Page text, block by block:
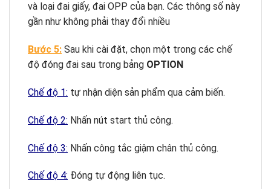
và loại đai giấy, đai OPP của bạn. Các thông số này
gần như không phải thay đổi nhiều
Bước 5: Sau khi cài đặt, chọn một trong các chế
độ đóng đai sau trong bảng OPTION
Chế độ 1: tự nhận diện sản phẩm qua cảm biến.
Chế độ 2: Nhấn nút start thủ công.
Chế độ 3: Nhấn công tắc giậm chân thủ công.
Chế độ 4: Đóng tự động liên tục.